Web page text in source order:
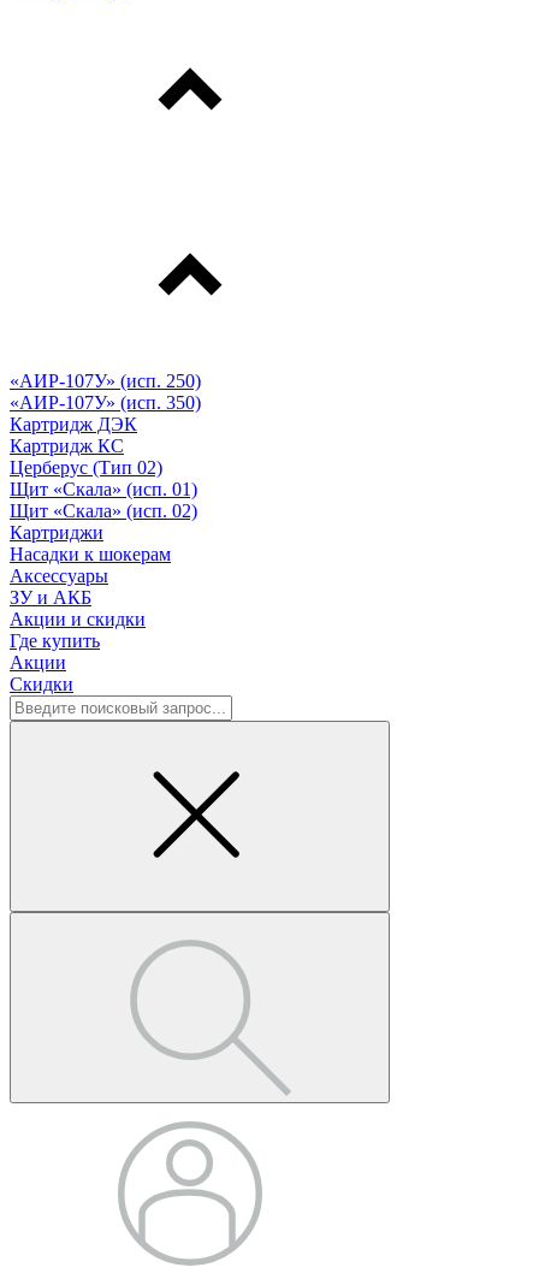
«АИР-107У» (исп. 250)
«АИР-107У» (исп. 350)
Картридж ДЭК
Картридж КС
Церберус (Тип 02)
Щит «Скала» (исп. 01)
Щит «Скала» (исп. 02)
Картриджи
Насадки к шокерам
Аксессуары
ЗУ и АКБ
Акции и скидки
Где купить
Акции
Скидки